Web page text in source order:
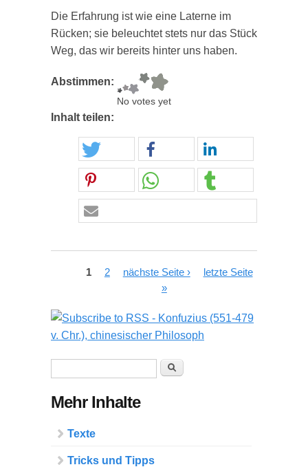
Die Erfahrung ist wie eine Laterne im
Rücken; sie beleuchtet stets nur das Stück
Weg, das wir bereits hinter uns haben.
Abstimmen:
No votes yet
Inhalt teilen:
Seiten
1 2 nächste Seite ›
letzte Seite
»
Suche
Mehr Inhalte
Texte
Tricks und Tipps